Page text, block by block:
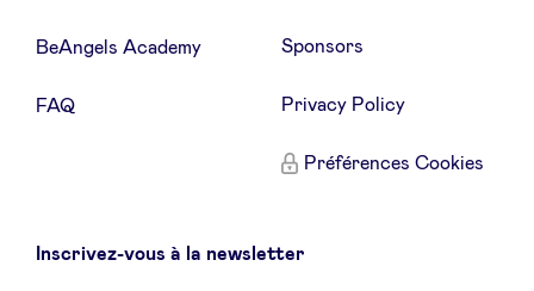
BeAngels Academy
FAQ
Sponsors
Privacy Policy
Préférences Cookies
Inscrivez-vous à la newsletter